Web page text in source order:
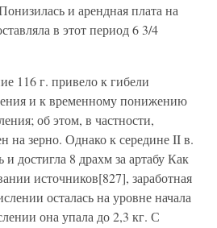
и арендная плата на
в этот период 6 3/4
116 г. привело к гибели
и к временному понижению
об этом, в частности,
на зерно. Однако к середине II в.
достигла 8 драхм за артабу Как
источников[827], заработная
осталась на уровне начала
она упала до 2,3 кг. С